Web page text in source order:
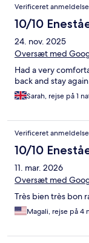
Verificeret anmeldelse
10/10
24. nov. 2025
Oversæt med
Had a very
back and stay again
Sarah, rejse på 1
Verificeret anmeldelse
10/10
11. mar. 2026
Oversæt med
Très bien très bon
Magali, rejse på 4